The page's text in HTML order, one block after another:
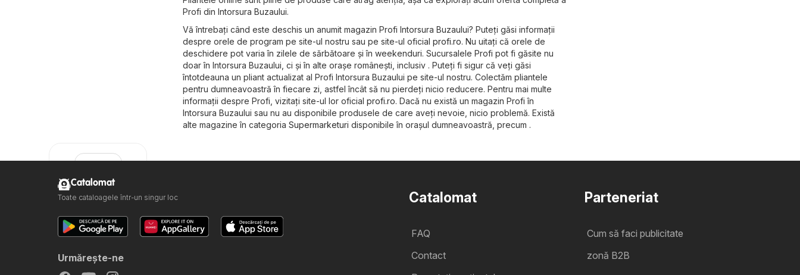
Profi din Intorsura Buzaului.
Vă întrebați când este deschis un anumit magazin Profi Intorsura Buzaului? Puteți găsi informații
despre orele de program pe site-ul nostru sau pe site-ul oficial profi.ro. Nu uitați că orele de
deschidere pot varia în zilele de sărbătoare și în weekenduri. Sucursalele Profi pot fi găsite nu
doar în Intorsura Buzaului, ci și în alte orașe românești, inclusiv . Puteți fi sigur că veți găsi
întotdeauna un pliant actualizat al Profi Intorsura Buzaului pe site-ul nostru. Colectăm pliantele
pentru dumneavoastră în fiecare zi, astfel încât să nu pierdeți nicio reducere. Pentru mai multe
informații despre Profi, vizitați site-ul lor oficial profi.ro. Dacă nu există un magazin Profi în
Intorsura Buzaului sau nu au disponibile produsele de care aveți nevoie, nicio problemă. Există
alte magazine în categoria Supermarketuri disponibile în orașul dumneavoastră, precum .
Catalomat
FAQ
Contact
Parteneriat
Cum să faci publicitate
zonă B2B
Catalomat
Toate cataloagele într-un singur loc
Urmăreşte-ne